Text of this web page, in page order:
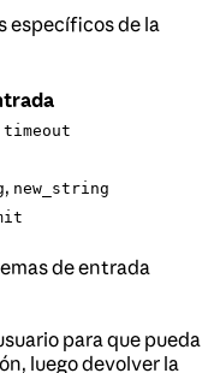
específicos de la
timeout
, new_string
de entrada
para que pueda
luego devolver la